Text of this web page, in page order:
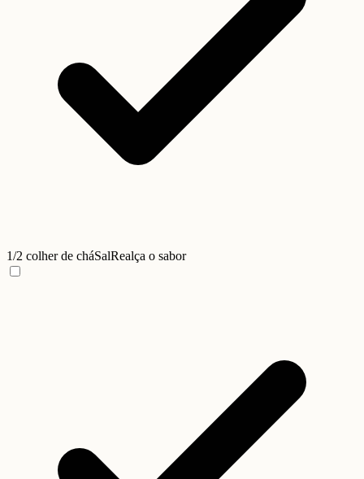
1/2 colher de cháSalRealça o sabor